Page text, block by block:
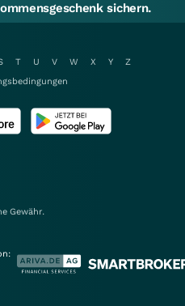
sichern.
T U V W X Y
Z
Gewähr.